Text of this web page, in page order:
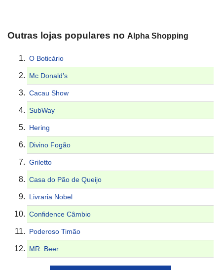
Outras lojas populares no Alpha Shopping
O Boticário
Mc Donald’s
Cacau Show
SubWay
Hering
Divino Fogão
Griletto
Casa do Pão de Queijo
Livraria Nobel
Confidence Câmbio
Poderoso Timão
MR. Beer